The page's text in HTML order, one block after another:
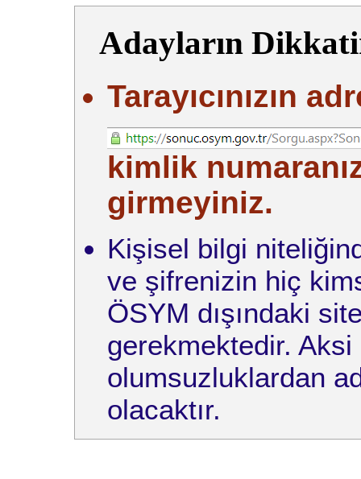
Adayların
Tarayıcınızın
kimlik
girmeyiniz.
Kişisel bilgi
ve şifrenizin hiç
ÖSYM dışındaki
gerekmektedir.
olumsuzluklardan
olacaktır.